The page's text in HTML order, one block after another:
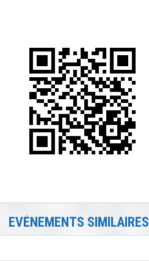
EVÉNEMENTS SIMILAIRES